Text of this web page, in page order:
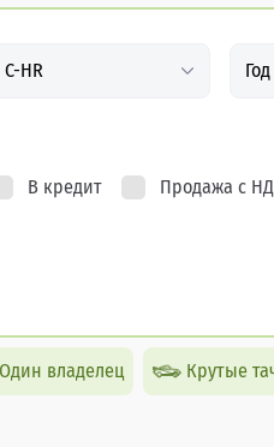
C-HR Год
В кредит Продажа с
Один владелец Крутые